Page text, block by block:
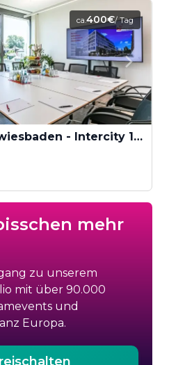
ca.400€/ Tag
ecos office center wiesbaden - Intercity 1-2
mehr
zu unserem
mit über 90.000
und
Europa.